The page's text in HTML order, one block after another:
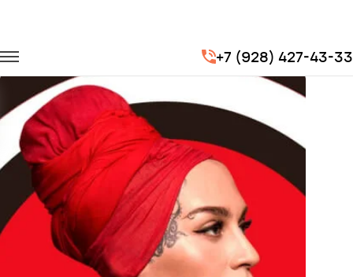
+7 (928) 427-43-33
Транспорт на концерты
Концерт Наргиз Закирова (финалист 2 сезона шоу «Голос»)